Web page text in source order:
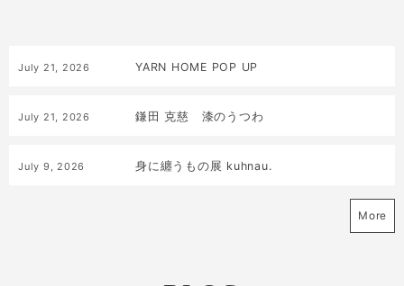
July 21 2026 YARN HOME POP UP
July 21 2026 鎌田 克慈 漆のうつわ
July 9 2026 身に纏うもの展 kuhnau.
More